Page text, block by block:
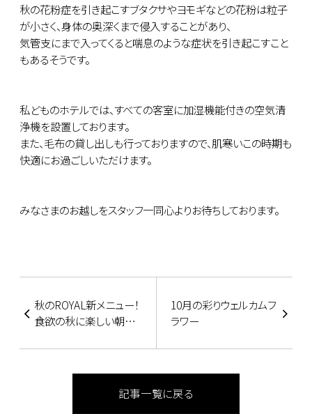
秋の花粉症を引き起こすブタクサやヨモギなどの花粉は粒子
が小さく、身体の奥深くまで侵入することがあり、
気管支にまで入ってくると喘息のような症状を引き起こすこと
もあるそうです。
私どものホテルでは、すべての客室に加湿機能付きの空気清
浄機を設置しております。
また、毛布の貸し出しも行っておりますので、肌寒いこの時期も
快適にお過ごしいただけます。
みなさまのお越しをスタッフ一同心よりお待ちしております。
秋のROYAL新メニュー！
食欲の秋に楽しい朝食
10月の彩りウェルカムフ
ラワー
記事一覧に戻る